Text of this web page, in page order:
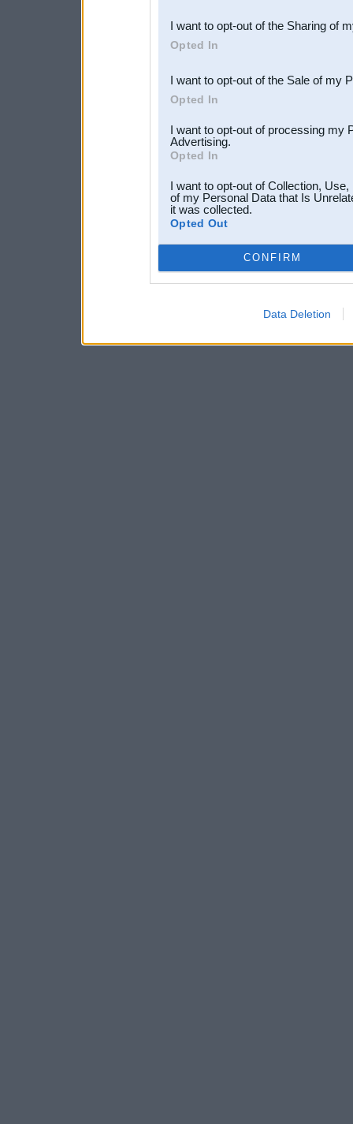
Downstream Participants
third parties.
I want to opt-out of the Sharing of
Opted In
I want to opt-out of the Sale of my
Opted In
I want to opt-out of processing my
Advertising.
Opted In
I want to opt-out of Collection,
of my Personal Data that Is
it was collected.
Opted Out
CONFIRM
Data Deletion